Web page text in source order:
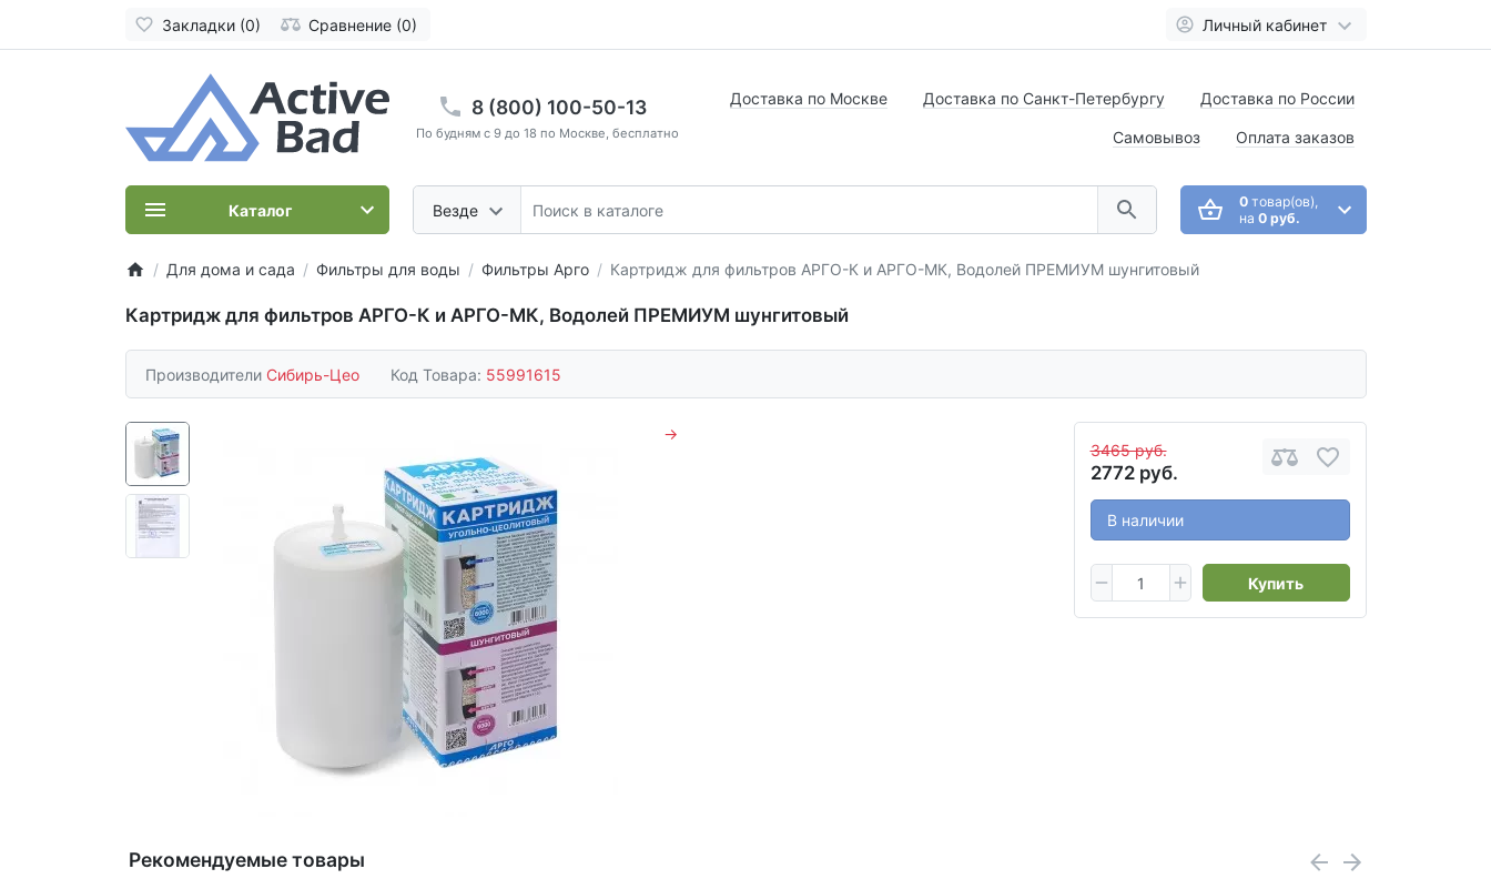
Закладки (0) Сравнение (0) Личный кабинет
8 (800) 100-50-13
По будням с 9 до 18 по Москве, бесплатно
Везде
Доставка по Москве Доставка по Санкт-Петербургу Доставка по России
Самовывоз Оплата заказов
0товар(ов),
на 0 руб.
Каталог
Для дома и сада Фильтры для воды Фильтры Арго Картридж для фильтров АРГО-К и АРГО-МК, Водолей ПРЕМИУМ шунгитовый
Картридж для фильтров АРГО-К и АРГО-МК, Водолей ПРЕМИУМ шунгитовый
Производители Сибирь-Цео Код Товара: 55991615
3465 руб.
2772 руб.
В наличии
Купить
→
Рекомендуемые товары